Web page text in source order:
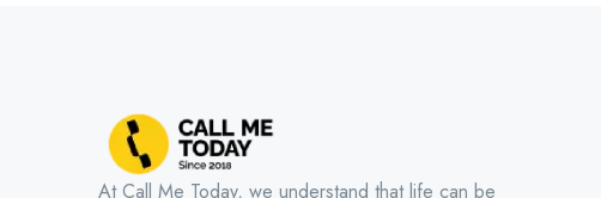
At Call Me Today, we understand that life can be